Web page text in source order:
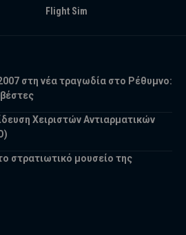
Flight Sim
στη νέα τραγωδία στο Ρέθυμνο:
Χειριστών Αντιαρματικών
στρατιωτικό μουσείο της